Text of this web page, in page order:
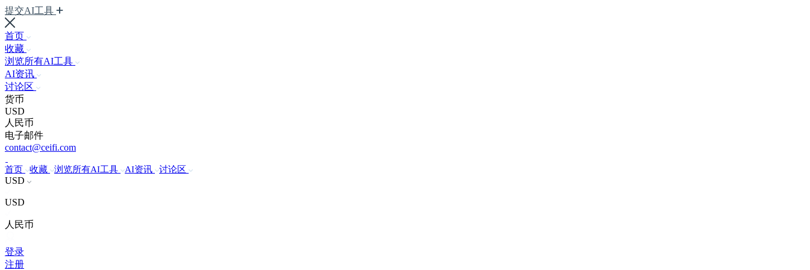
提交AI工具
首页
收藏
浏览所有AI工具
AI资讯
讨论区
货币
USD
人民币
电子邮件
contact@ceifi.com
首页 收藏 浏览所有AI工具 AI资讯 讨论区
USD
USD
人民币
登录
注册